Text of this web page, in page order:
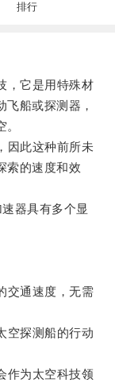
排行
它是用特殊材
船或探测器，
此这种前所未
索的速度和效
器具有多个显
通速度，无需
探测船的行动
为太空科技领